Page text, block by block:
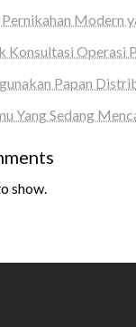
Modern
Konsultasi Operasi
Papan
Yang Sedang
show.